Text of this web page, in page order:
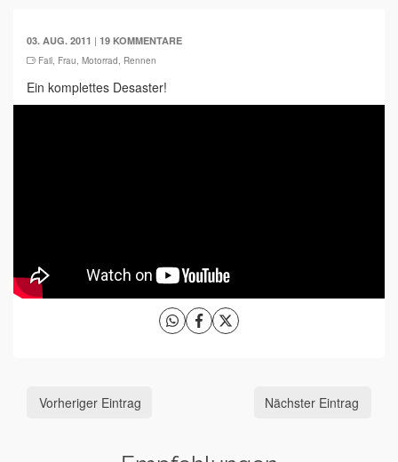
03. AUG. 2011 | 19 KOMMENTARE
Fail, Frau, Motorrad, Rennen
Ein komplettes Desaster!
Vorheriger Eintrag Nächster Eintrag